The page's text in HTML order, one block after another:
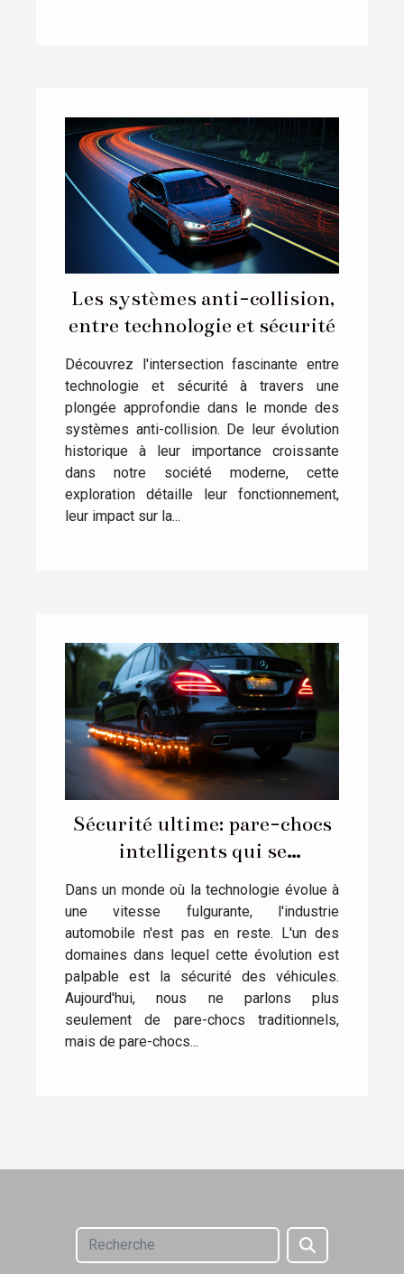
Les systèmes anti-collision,
entre technologie et sécurité
Découvrez l'intersection fascinante entre
technologie et sécurité à travers une
plongée approfondie dans le monde des
systèmes anti-collision. De leur évolution
historique à leur importance croissante
dans notre société moderne, cette
exploration détaille leur fonctionnement,
leur impact sur la...
Sécurité ultime: pare-chocs
intelligents qui se
régénèrent
Dans un monde où la technologie évolue à
une vitesse fulgurante, l'industrie
automobile n'est pas en reste. L'un des
domaines dans lequel cette évolution est
palpable est la sécurité des véhicules.
Aujourd'hui, nous ne parlons plus
seulement de pare-chocs traditionnels,
mais de pare-chocs...